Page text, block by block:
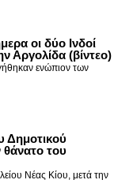
οι δύο Ινδοί
Αργολίδα (βίντεο)
ενώπιον των
Δημοτικού
θάνατο του
Νέας Κίου, μετά την